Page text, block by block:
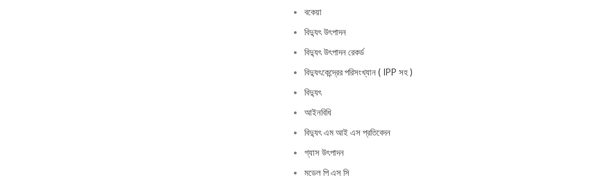
বকেয়া
বিদ্যুৎ উৎপাদন
বিদ্যুৎ উৎপাদন রেকর্ড
বিদ্যুৎকেন্দ্রের পরিসংখ্যান ( IPP সহ )
বিদ্যুৎ
আইনবিধি
বিদ্যুৎ এম আই এস প্রতিবেদন
গ্যাস উৎপাদন
মডেল পি এস সি